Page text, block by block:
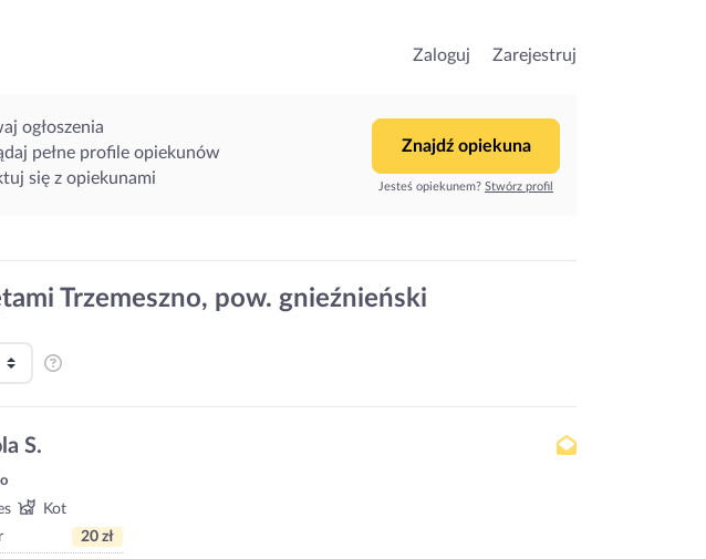
Zaloguj Zarejestruj
ogłoszenia
pełne profile opiekunów
się z opiekunami
Znajdź opiekuna
Jesteś opiekunem? Stwórz profil
Trzemeszno, pow. gnieźnieński
S.
Kot
20 zł